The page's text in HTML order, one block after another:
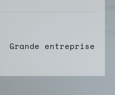
Grande entreprise